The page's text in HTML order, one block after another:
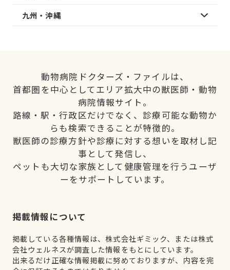
九州・沖縄
動物病院ドクターズ・ファイルは、
首都圏を中心としてエリア拡大中の獣医師・動物
病院情報サイト。
路線・駅・行政区だけでなく、診療可能な動物か
らも検索できることが特徴的。
獣医師の診療方針や診療に対する想いを取材し記
事として発信し、
ペットも大切な家族として健康管理を行うユーザ
ーをサポートしています。
掲載情報について
掲載している各種情報は、株式会社ギミック、または株式
会社ウェルネスが調査した情報をもとにしています。
出来るだけ正確な情報掲載に努めておりますが、内容を完